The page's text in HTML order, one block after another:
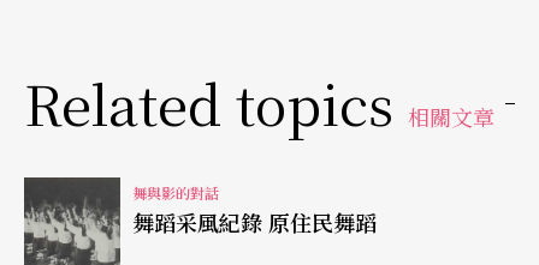
則幾乎年年受邀在紐約的「下一波前衛藝術節」獻
演，他那正經中帶著一絲嘲諷和幽默的舞風，常令
觀衆忍俊不住。
莫里斯的長相也很引人側目，一頭及腰散亂的蜷
Related topics 相關文章
舞與影的對話
舞蹈采風紀錄 原住民舞蹈